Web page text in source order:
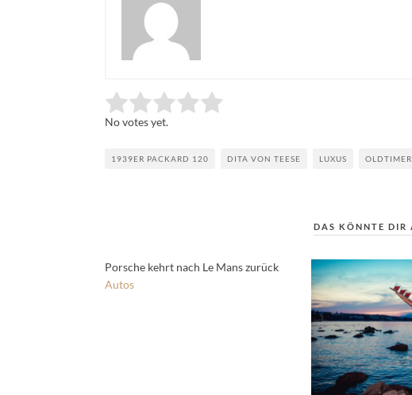
Rate this item: Submit Rating
No votes yet.
1939ER PACKARD 120 DITA VON TEESE LUXUS OLDTIMER
DAS KÖNNTE DIR
Porsche kehrt nach Le Mans zurück
Autos